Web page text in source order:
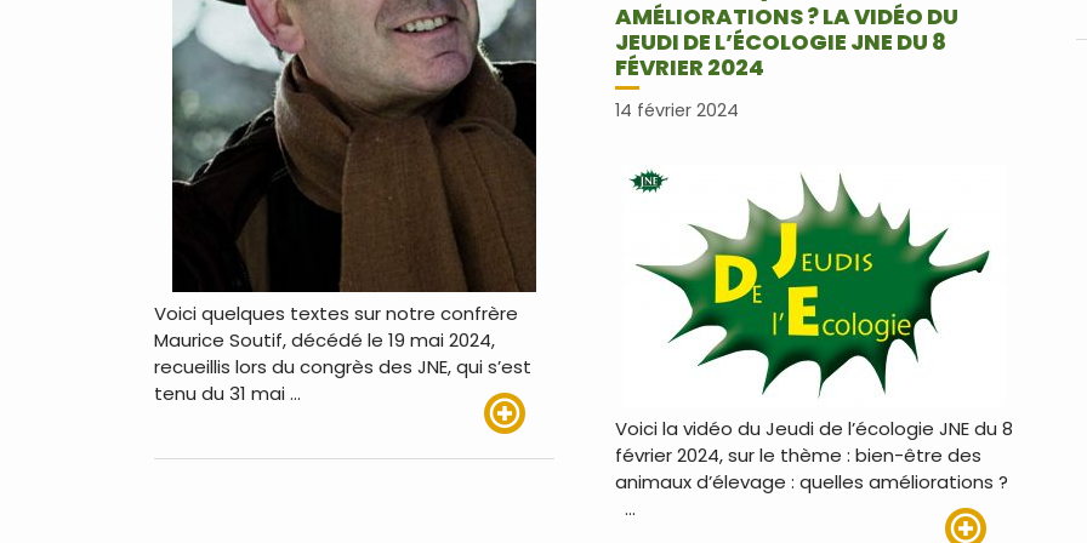
Voici quelques textes sur notre confrère
Maurice Soutif, décédé le 19 mai 2024,
recueillis lors du congrès des JNE, qui s’est
tenu du 31 mai …
AMÉLIORATIONS ? LA VIDÉO DU
JEUDI DE L’ÉCOLOGIE JNE DU 8
FÉVRIER 2024
14 février 2024
Voici la vidéo du Jeudi de l’écologie JNE du 8
février 2024, sur le thème : bien-être des
animaux d’élevage : quelles améliorations ?
…